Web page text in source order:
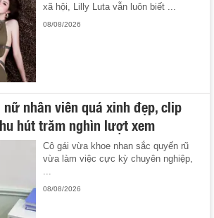
xã hội, Lilly Luta vẫn luôn biết ...
08/08/2026
nhân viên quá xinh đẹp, clip
hút trăm nghìn lượt xem
Cô gái vừa khoe nhan sắc quyến rũ
vừa làm việc cực kỳ chuyên nghiệp,
...
08/08/2026